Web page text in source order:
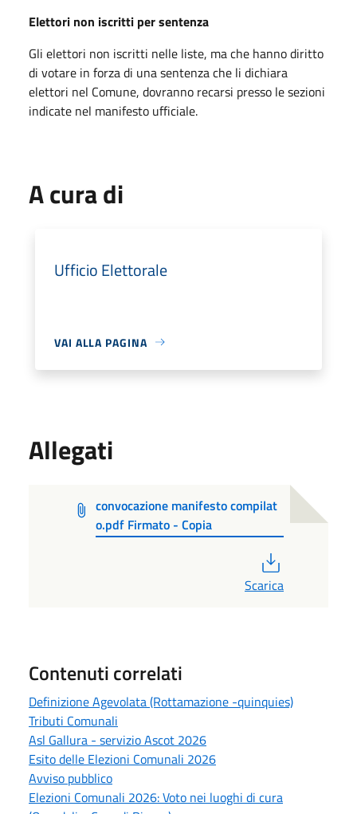
Elettori non iscritti per sentenza
Gli elettori non iscritti nelle liste, ma che hanno diritto
di votare in forza di una sentenza che li dichiara
elettori nel Comune, dovranno recarsi presso le sezioni
indicate nel manifesto ufficiale.
A cura di
Ufficio Elettorale
VAI ALLA PAGINA
Allegati
convocazione manifesto compilat
o.pdf Firmato - Copia
Scarica
Contenuti correlati
Definizione Agevolata (Rottamazione -quinquies)
Tributi Comunali
Asl Gallura - servizio Ascot 2026
Esito delle Elezioni Comunali 2026
Avviso pubblico
Elezioni Comunali 2026: Voto nei luoghi di cura